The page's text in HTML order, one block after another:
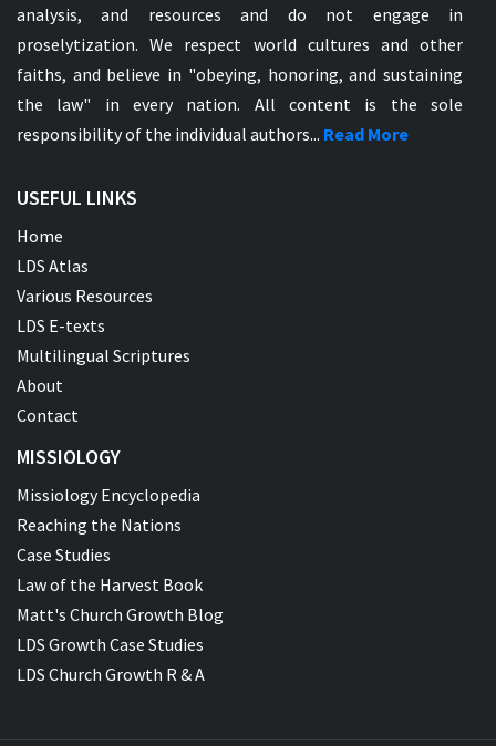
analysis, and resources and do not engage in
proselytization. We respect world cultures and other
faiths, and believe in "obeying, honoring, and sustaining
the law" in every nation. All content is the sole
responsibility of the individual authors... Read More
USEFUL LINKS
Home
LDS Atlas
Various Resources
LDS E-texts
Multilingual Scriptures
About
Contact
MISSIOLOGY
Missiology Encyclopedia
Reaching the Nations
Case Studies
Law of the Harvest Book
Matt's Church Growth Blog
LDS Growth Case Studies
LDS Church Growth R & A